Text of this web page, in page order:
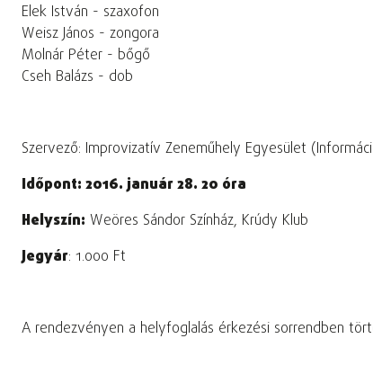
Elek István - szaxofon
Weisz János - zongora
Molnár Péter - bőgő
Cseh Balázs - dob
Szervező: Improvizatív Zeneműhely Egyesület
Időpont: 2016. január 28. 20 óra
Helyszín: Weöres Sándor Színház, Krúdy Klub
Jegyár: 1.000 Ft
A rendezvényen a helyfoglalás érkezési sorrendben